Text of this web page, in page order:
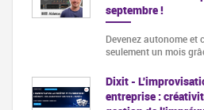
septembre !
Devenez autonome et
seulement un mois
Dixit -
entreprise :